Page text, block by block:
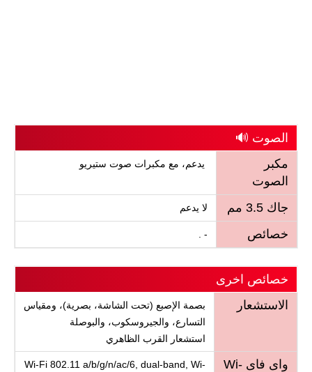
الصوت 🔊
مكبر
الصوت
يدعم، مع مكبرات صوت ستيريو
جاك 3.5 مم لا يدعم
خصائص - .
خصائص اخرى
الاستشعار
بصمة الإصبع (تحت الشاشة، بصرية)، ومقياس
التسارع، والجيروسكوب، والبوصلة
استشعار القرب الظاهري
واى فاى Wi-
Wi-Fi 802.11 a/b/g/n/ac/6, dual-band, Wi-